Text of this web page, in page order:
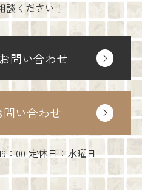
談ください！
問い合わせ
い合わせ
：00 定休日：水曜日